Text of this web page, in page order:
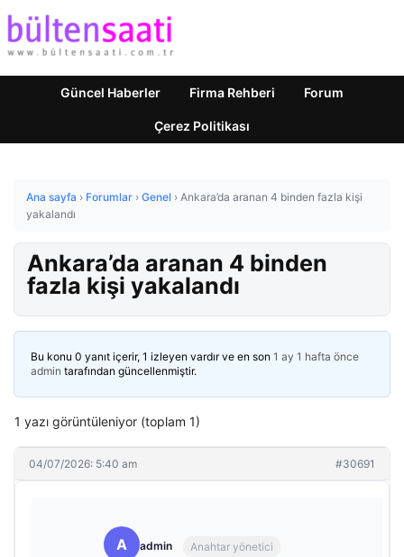
Güncel Haberler Firma Rehberi Forum
Çerez Politikası
Ana sayfa › Forumlar › Genel › Ankara’da aranan 4 binden fazla kişi
yakalandı
Ankara’da aranan 4 binden
fazla kişi yakalandı
Bu konu 0 yanıt içerir, 1 izleyen vardır ve en son 1 ay 1 hafta önce
admin tarafından güncellenmiştir.
1 yazı görüntüleniyor (toplam 1)
04/07/2026: 5:40 am #30691
A admin Anahtar yönetici